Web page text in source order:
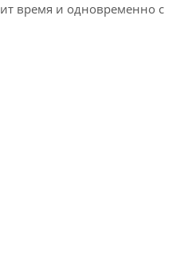
время и одновременно с